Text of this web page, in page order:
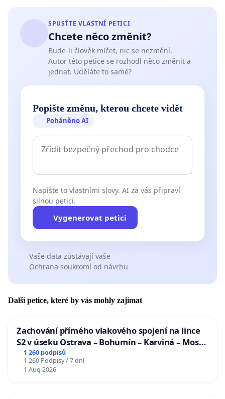
SPUSŤTE VLASTNÍ PETICI
Chcete něco změnit?
Bude-li člověk mlčet, nic se nezmění.
Autor této petice se rozhodl něco změnit a
jednat. Uděláte to samé?
Popište změnu, kterou chcete vidět
Poháněno AI
Napište to vlastními slovy. AI za vás připraví
silnou petici.
Vygenerovat petici
Vaše data zůstávají vaše
Ochrana soukromí od návrhu
Další petice, které by vás mohly zajímat
Zachování přímého vlakového spojení na lince
S2 v úseku Ostrava – Bohumín – Karviná – Mosty
u Jablunkova
1 260 podpisů
1 260 Podpisy / 7 dní
1 Aug 2026